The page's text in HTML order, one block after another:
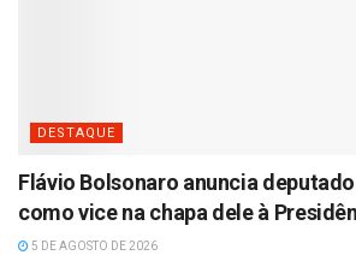
DESTAQUE
Flávio Bolsonaro anuncia
como vice na chapa dele à
5 DE AGOSTO DE 2026